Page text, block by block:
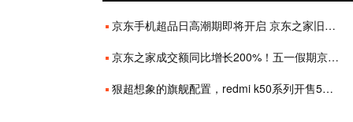
京东手机超品日高潮期即将开启 京东之家旧机回收补贴至高300元
京东之家成交额同比增长200%！五一假期京东手机超级品类日火热开展
狠超想象的旗舰配置，redmi k50系列开售5分钟突破33万台